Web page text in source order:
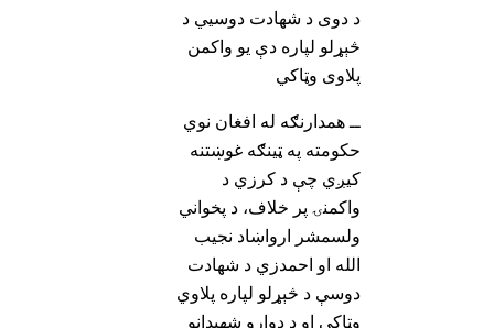
د دوی د شهادت دوسیي د
څېړلو لپاره دې یو واکمن
پلاوی وټاکي
ــ همدارنګه له افغان نوي
حکومته په ټینګه غوښتنه
کیږي چې د کرزي د
واکمنۍ پر خلاف، د پخواني
ولسمشر ارواښاد نجیب
الله او احمدزي د شهادت
دوسې د څېړلو لپاره پلاوي
وټاکي او د دواړو شهیدانو